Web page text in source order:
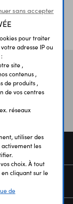
ANS
sans accepter
pour traiter
adresse IP ou
site ,
contenus ,
de produits ,
de vos centres
réseaux
utiliser des
les
choix. À tout
cliquant sur le
de